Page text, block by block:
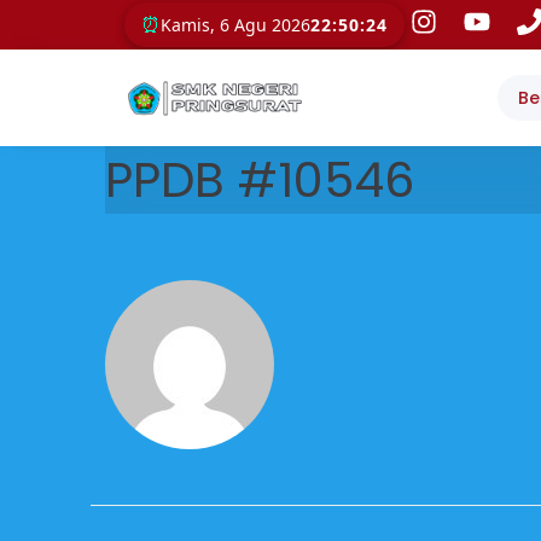
⏰ Kamis, 6 Agu 202622:50:24
PPDB #10546